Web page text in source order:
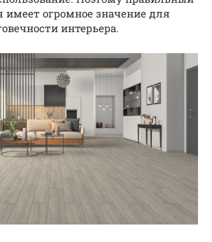
огромное значение для
интерьера.